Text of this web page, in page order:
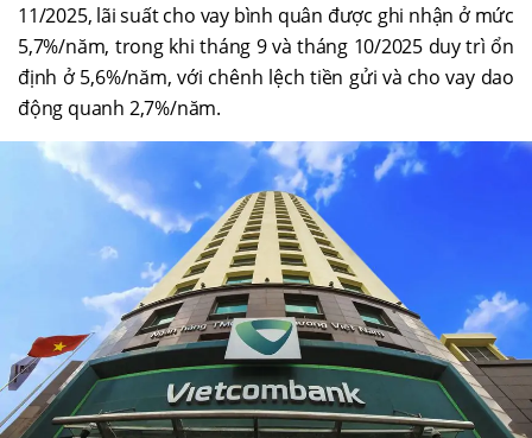
11/2025, lãi suất cho vay bình quân được ghi nhận ở mức
5,7%/năm, trong khi tháng 9 và tháng 10/2025 duy trì ổn
định ở 5,6%/năm, với chênh lệch tiền gửi và cho vay dao
động quanh 2,7%/năm.